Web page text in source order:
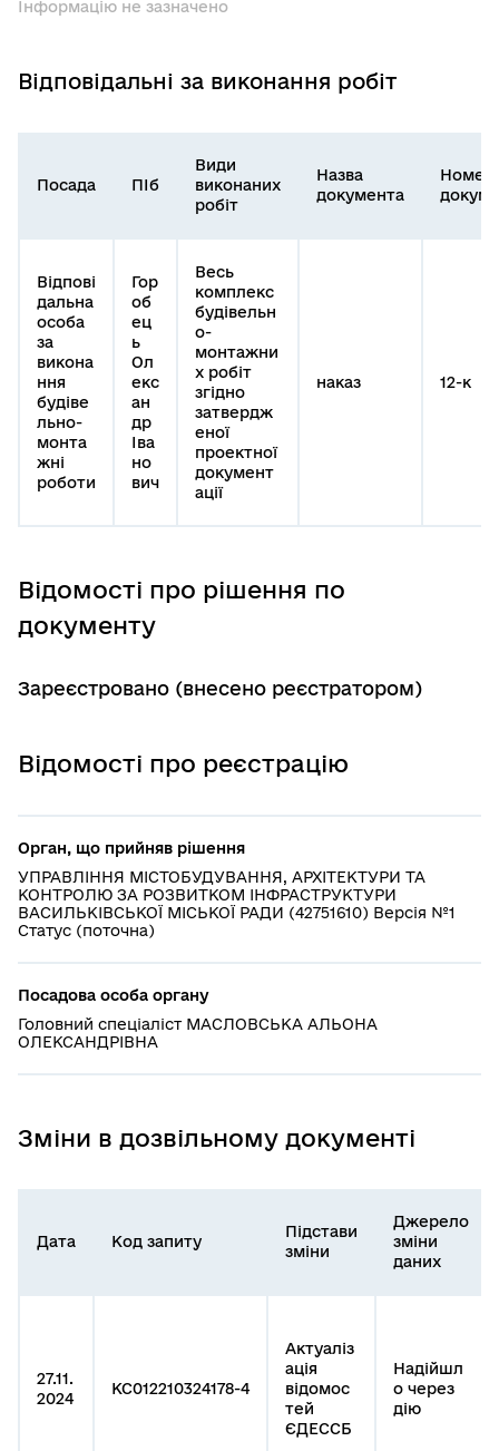
Інформацію не зазначено
Відповідальні за виконання робіт
Посада ПІб
Види
виконаних
робіт
Назва
документа
Номер
Відпові
дальна
особа
за
викона
ння
будіве
льно-
монта
жні
роботи
Гор
об
ец
ь
Ол
екс
ан
др
Іва
но
вич
Весь
комплекс
будівельн
о-
монтажни
х робіт
згідно
затвердж
еної
проектної
документ
ації
наказ 12-к
Відомості про рішення по
документу
Зареєстровано (внесено реєстратором)
Відомості про реєстрацію
Орган, що прийняв рішення
УПРАВЛІННЯ МІСТОБУДУВАННЯ, АРХІТЕКТУРИ ТА
КОНТРОЛЮ ЗА РОЗВИТКОМ ІНФРАСТРУКТУРИ
ВАСИЛЬКІВСЬКОЇ МІСЬКОЇ РАДИ (42751610) Версія №1
Статус (поточна)
Посадова особа органу
Головний спеціаліст МАСЛОВСЬКА АЛЬОНА
ОЛЕКСАНДРІВНА
Зміни в дозвільному документі
Дата Код запиту
Підстави
зміни
Джерело
зміни
даних
27.11.
2024
КС012210324178-4
Актуаліз
ація
відомос
тей
ЄДЕССБ
Надійшл
о через
дію